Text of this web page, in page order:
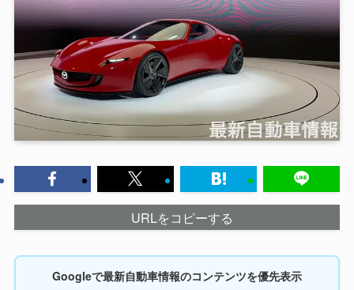
URLをコピーする
Googleで最新自動車情報のコンテンツを優先表示